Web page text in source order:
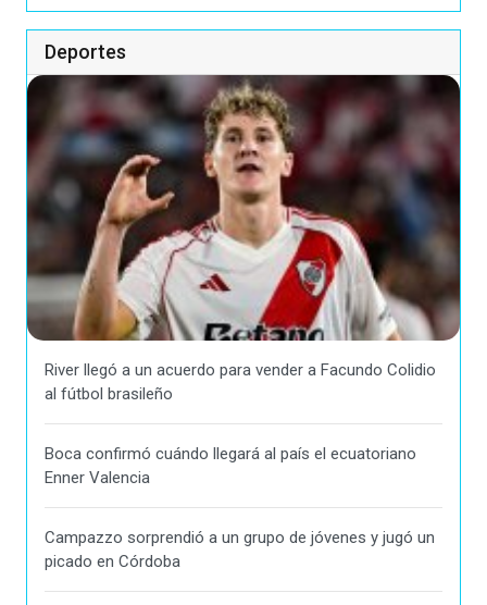
Deportes
River llegó a un acuerdo para vender a Facundo Colidio
al fútbol brasileño
Boca confirmó cuándo llegará al país el ecuatoriano
Enner Valencia
Campazzo sorprendió a un grupo de jóvenes y jugó un
picado en Córdoba